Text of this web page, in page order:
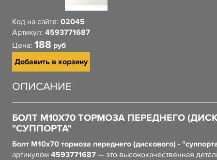
Код на сайте: 02045
Артикул: 4593771687
Цена: 188 руб
Добавить в корзину
ОПИСАНИЕ
БОЛТ М10Х70 ТОРМОЗА ПЕРЕДНЕГО
"СУППОРТА"
Болт М10х70 тормоза переднего (дискового) -
артикулом 4593771687 — это высококачественная